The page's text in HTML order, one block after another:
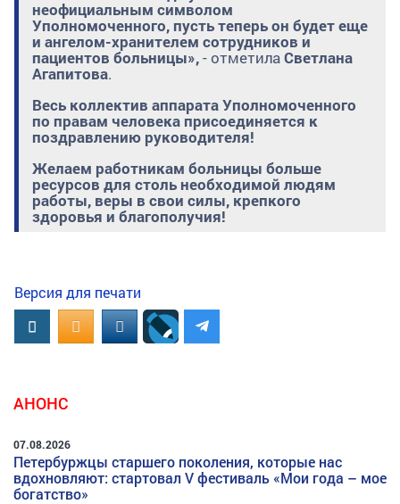
неофициальным символом
Уполномоченного, пусть теперь он будет еще
и ангелом-хранителем сотрудников и
пациентов больницы»,- отметилаСветлана
Агапитова.
Весь коллектив аппарата Уполномоченного
по правам человека присоединяется к
поздравлению руководителя!
Желаем работникам больницы больше
ресурсов для столь необходимой людям
работы, веры в свои силы, крепкого
здоровья и благополучия!
Версия для печати
ВконтактеOK.RUMAIL.RU
АНОНС
07.08.2026
Петербуржцы старшего поколения, которые нас
вдохновляют: стартовал V фестиваль «Мои года – мое
богатство»